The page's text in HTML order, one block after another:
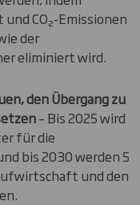
CO₂-Emissionen
der
eliminiert wird.
den Übergang zu
– Bis 2025 wird
für die
bis 2030 werden 5
und den